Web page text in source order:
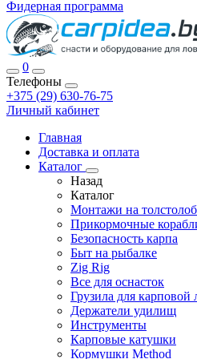
Фидерная программа
0
Телефоны
+375 (29) 630-76-75
Личный кабинет
Главная
Доставка и оплата
Каталог
Назад
Каталог
Монтажи на
Прикормочные
Безопасность карпа
Быт на рыбалке
Zig Rig
Все для оснасток
Грузила для карповой
Держатели удилищ
Инструменты
Карповые катушки
Кормушки Method